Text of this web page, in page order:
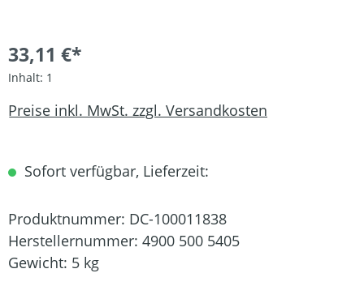
33,11 €*
Inhalt: 1
Preise inkl. MwSt. zzgl. Versandkosten
Sofort verfügbar, Lieferzeit:
Produktnummer: DC-100011838
Herstellernummer: 4900 500 5405
Gewicht: 5 kg